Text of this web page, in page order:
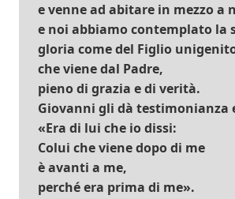
e venne ad abitare in mezzo a
e noi abbiamo contemplato la
gloria come del Figlio
che viene dal Padre,
pieno di grazia e di verità.
Giovanni gli dà testimonianza
«Era di lui che io dissi:
Colui che viene dopo di me
è avanti a me,
perché era prima di me».